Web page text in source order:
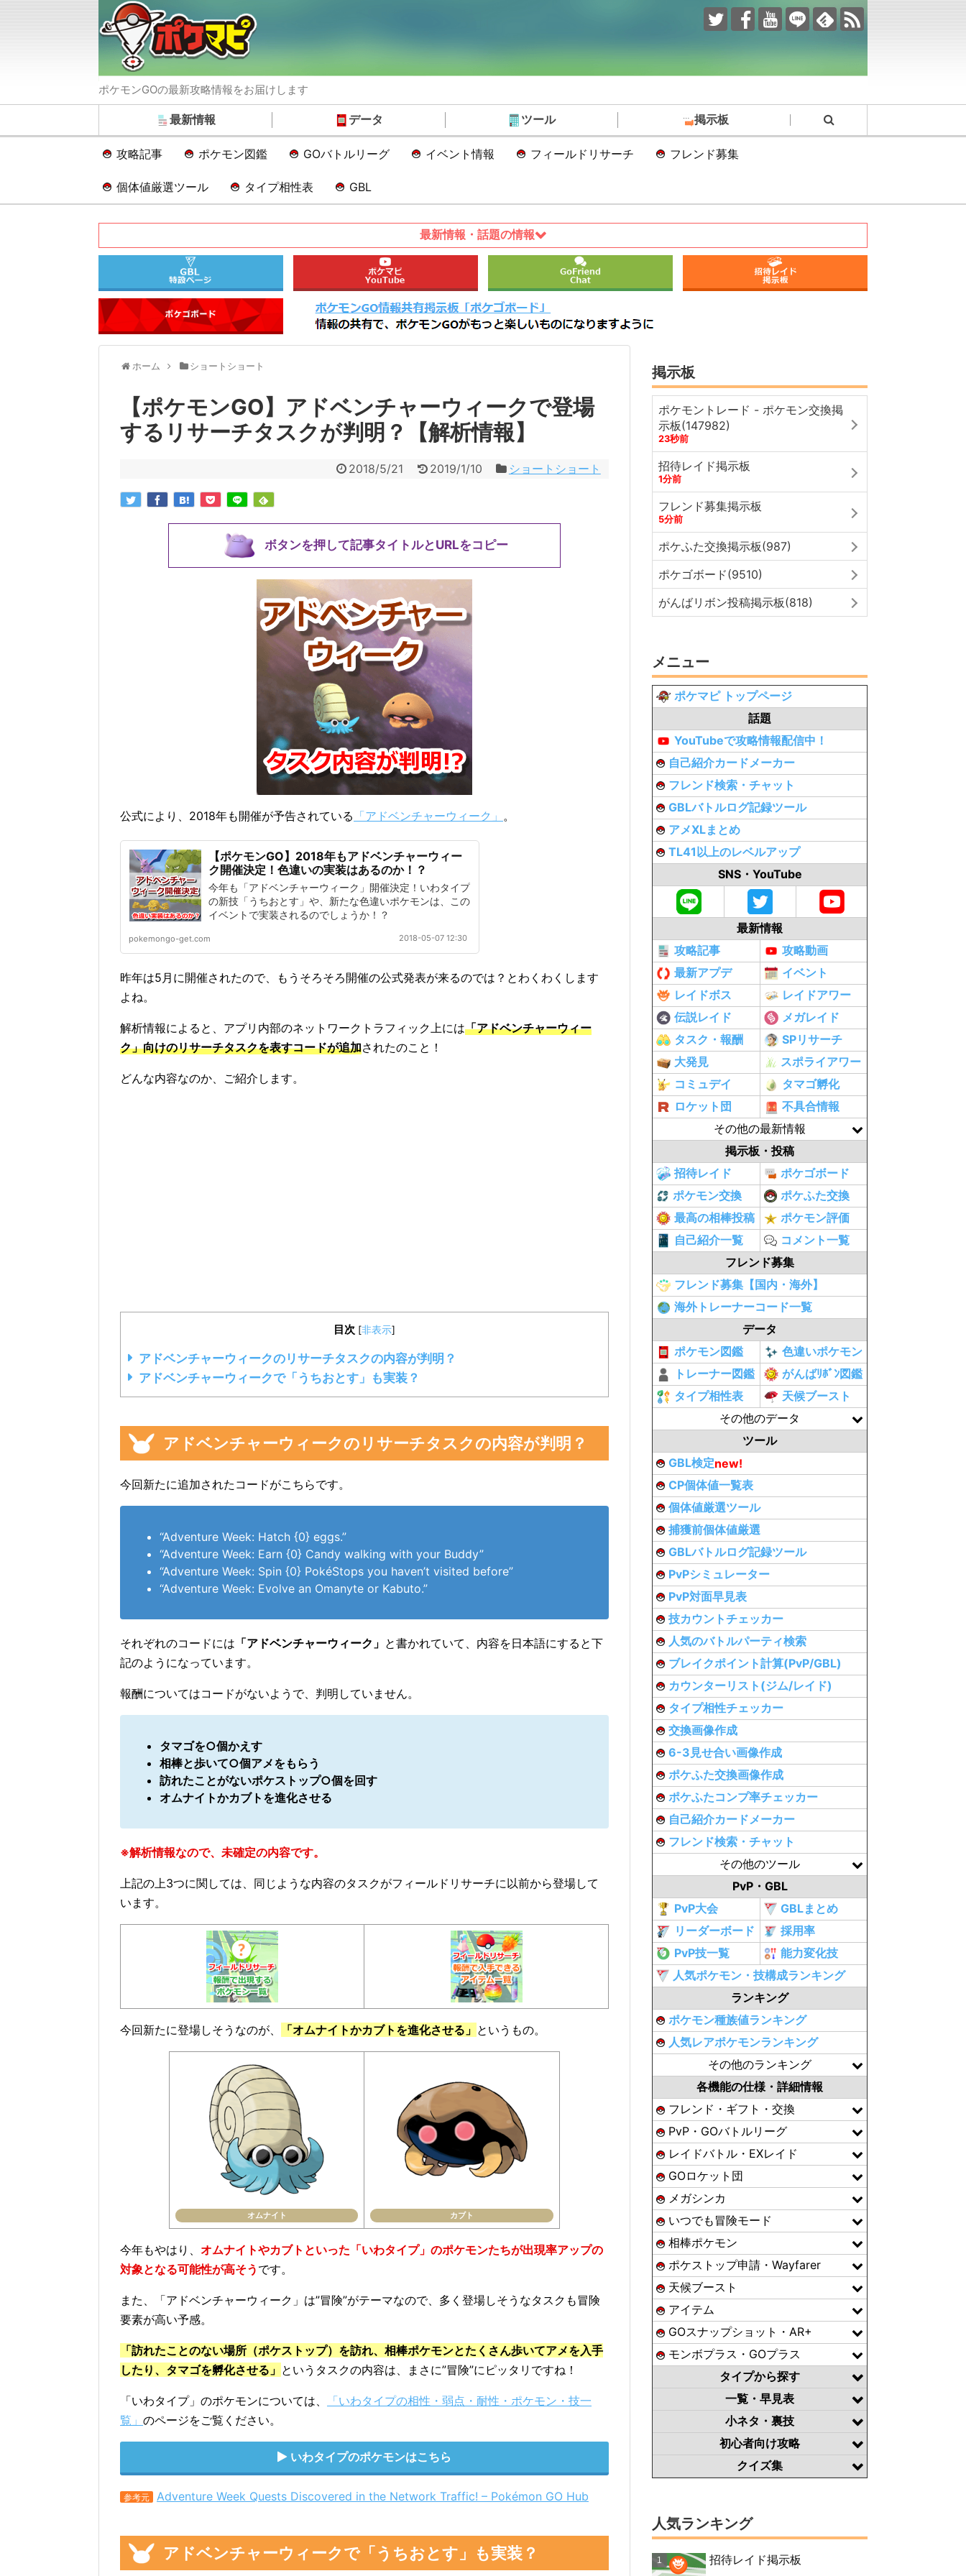
ポケモンGOの最新攻略情報をお届けします
最新情報 データ ツール 掲示板
攻略記事 ポケモン図鑑 GOバトルリーグ イベント情報 フィールドリサーチ フレンド募集
個体値厳選ツール タイプ相性表 GBL
最新情報・話題の情報
ホーム ショートショート
【ポケモンGO】アドベンチャーウィークで登場
するリサーチタスクが判明？【解析情報】
2018/5/21 2019/1/10 ショートショート
ボタンを押して記事タイトルとURLをコピー
公式により、2018年も開催が予告されている 「アドベンチャーウィーク」 。
【ポケモンGO】2018年もアドベンチャーウィー
ク開催決定！色違いの実装はあるのか！？
今年も「アドベンチャーウィーク」開催決定！いわタイプ
の新技「うちおとす」や、新たな色違いポケモンは、この
イベントで実装されるのでしょうか！？
pokemongo-get.com 2018-05-07 12:30
昨年は5月に開催されたので、もうそろそろ開催の公式発表が来るのでは？とわくわくします
よね。
解析情報によると、アプリ内部のネットワークトラフィック上には「アドベンチャーウィー
ク」向けのリサーチタスクを表すコードが追加されたのこと！
どんな内容なのか、ご紹介します。
目次 [非表示]
アドベンチャーウィークのリサーチタスクの内容が判明？
アドベンチャーウィークで「うちおとす」も実装？
アドベンチャーウィークのリサーチタスクの内容が判明？
今回新たに追加されたコードがこちらです。
“Adventure Week: Hatch {0} eggs.”
“Adventure Week: Earn {0} Candy walking with your Buddy”
“Adventure Week: Spin {0} PokéStops you haven’t visited before”
“Adventure Week: Evolve an Omanyte or Kabuto.”
それぞれのコードには 「アドベンチャーウィーク」 と書かれていて、内容を日本語にすると下
記のようになっています。
報酬についてはコードがないようで、判明していません。
タマゴを○個かえす
相棒と歩いて○個アメをもらう
訪れたことがないポケストップ○個を回す
オムナイトかカブトを進化させる
※解析情報なので、未確定の内容です。
上記の上3つに関しては、同じような内容のタスクがフィールドリサーチに以前から登場して
います。
今回新たに登場しそうなのが、 「オムナイトかカブトを進化させる」 というもの。
オムナイト カブト
今年もやはり、 オムナイトやカブトといった「いわタイプ」のポケモンたちが出現率アップの
対象となる可能性が高そう です。
また、「アドベンチャーウィーク」は”冒険”がテーマなので、多く登場しそうなタスクも冒険
要素が高い予感。
「訪れたことのない場所（ポケストップ）を訪れ、相棒ポケモンとたくさん歩いてアメを入手
したり、タマゴを孵化させる」 というタスクの内容は、まさに”冒険”にピッタリですね！
「いわタイプ」のポケモンについては、
「いわタイプの相性・弱点・耐性・ポケモン・技一
覧」 のページをご覧ください。
いわタイプのポケモンはこちら
参考元 Adventure Week Quests Discovered in the Network Traffic! – Pokémon GO Hub
アドベンチャーウィークで「うちおとす」も実装？
掲示板
ポケモントレード - ポケモン交換掲
示板(147982)
23秒前
招待レイド掲示板
1分前
フレンド募集掲示板
5分前
ポケふた交換掲示板(987)
ポケゴボード(9510)
がんばリボン投稿掲示板(818)
メニュー
ポケマピ トップページ
話題
YouTubeで攻略情報配信中！
自己紹介カードメーカー
フレンド検索・チャット
GBLバトルログ記録ツール
アメXLまとめ
TL41以上のレベルアップ
SNS・YouTube
最新情報
攻略記事
攻略動画
最新アプデ
イベント
レイドボス
レイドアワー
伝説レイド
メガレイド
タスク・報酬
SPリサーチ
大発見
スポライアワー
コミュデイ
タマゴ孵化
ロケット団
不具合情報
その他の最新情報
掲示板・投稿
招待レイド
ポケゴボード
ポケモン交換
ポケふた交換
最高の相棒投稿
ポケモン評価
自己紹介一覧
コメント一覧
フレンド募集
フレンド募集【国内・海外】
海外トレーナーコード一覧
データ
ポケモン図鑑
色違いポケモン
トレーナー図鑑
がんばﾘﾎﾞﾝ図鑑
タイプ相性表
天候ブースト
その他のデータ
ツール
GBL検定new!
CP個体値一覧表
個体値厳選ツール
捕獲前個体値厳選
GBLバトルログ記録ツール
PvPシミュレーター
PvP対面早見表
技カウントチェッカー
人気のバトルパーティ検索
ブレイクポイント計算(PvP/GBL)
カウンターリスト(ジム/レイド)
タイプ相性チェッカー
交換画像作成
6-3見せ合い画像作成
ポケふた交換画像作成
ポケふたコンプ率チェッカー
自己紹介カードメーカー
フレンド検索・チャット
その他のツール
PvP・GBL
PvP大会
GBLまとめ
リーダーボード
採用率
PvP技一覧
能力変化技
人気ポケモン・技構成ランキング
ランキング
ポケモン種族値ランキング
人気レアポケモンランキング
その他のランキング
各機能の仕様・詳細情報
フレンド・ギフト・交換
PvP・GOバトルリーグ
レイドバトル・EXレイド
GOロケット団
メガシンカ
いつでも冒険モード
相棒ポケモン
ポケストップ申請・Wayfarer
天候ブースト
アイテム
GOスナップショット・AR+
モンボプラス・GOプラス
タイプから探す
一覧・早見表
小ネタ・裏技
初心者向け攻略
クイズ集
人気ランキング
招待レイド掲示板